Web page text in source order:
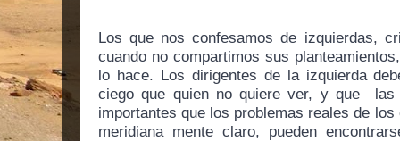
Los que nos confesamos de izquierdas,
cuando no compartimos sus
lo hace. Los dirigentes de la izquierda
ciego que quien no quiere ver, y que  las
importantes que los problemas reales de
meridiana mente claro, pueden